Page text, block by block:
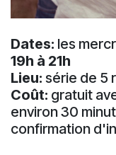
Dates: les
19h à 21h
Lieu: série de 5
Coût: gratuit
environ 30
confirmation